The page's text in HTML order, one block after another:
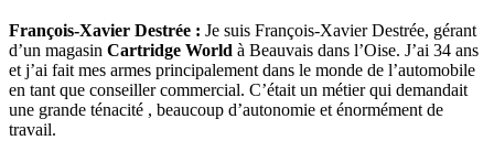
François-Xavier Destrée : Je suis François-Xavier Destrée, gérant
d’un magasin Cartridge World à Beauvais dans l’Oise. J’ai 34 ans
et j’ai fait mes armes principalement dans le monde de l’automobile
en tant que conseiller commercial. C’était un métier qui demandait
une grande ténacité , beaucoup d’autonomie et énormément de
travail.